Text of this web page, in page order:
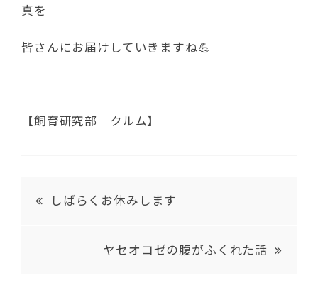
真を
皆さんにお届けしていきますね💪
【飼育研究部 クルム】
しばらくお休みします
ヤセオコゼの腹がふくれた話